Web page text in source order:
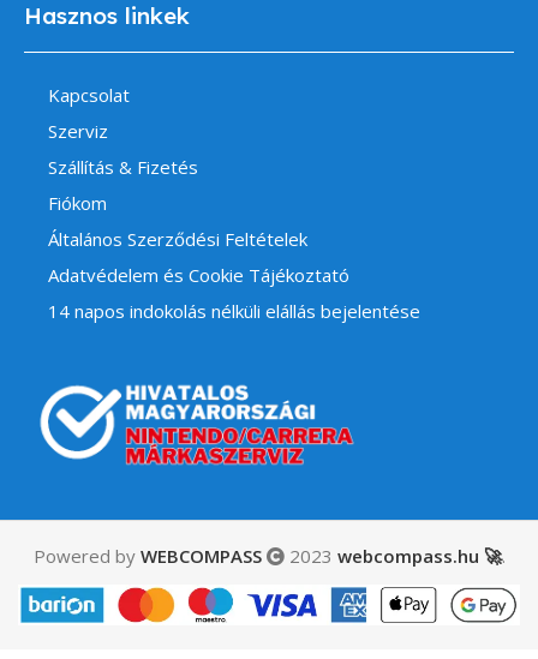
Hasznos linkek
Kapcsolat
Szerviz
Szállítás & Fizetés
Fiókom
Általános Szerződési Feltételek
Adatvédelem és Cookie Tájékoztató
14 napos indokolás nélküli elállás bejelentése
Powered by WEBCOMPASS 2023 webcompass.hu 🚀.